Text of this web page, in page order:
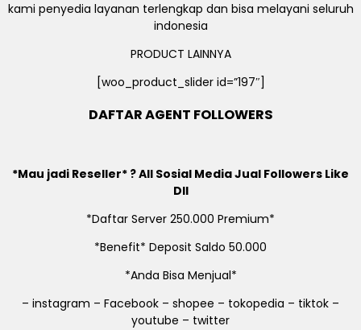
kami penyedia layanan terlengkap dan bisa melayani seluruh
indonesia
PRODUCT LAINNYA
[woo_product_slider id=”197″]
DAFTAR AGENT FOLLOWERS
*Mau jadi Reseller* ? All Sosial Media Jual Followers Like
Dll
*Daftar Server 250.000 Premium*
*Benefit* Deposit Saldo 50.000
*Anda Bisa Menjual*
– instagram – Facebook – shopee – tokopedia – tiktok –
youtube – twitter